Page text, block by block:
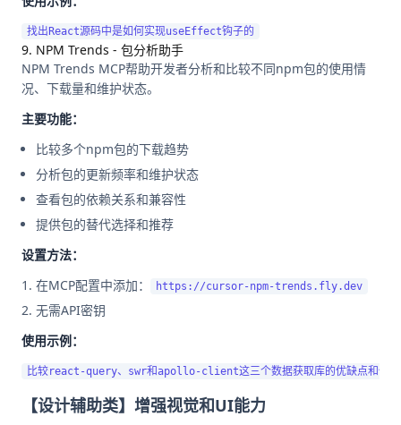
9. NPM Trends - 包分析助手
NPM Trends MCP帮助开发者分析和比较不同npm包的使用情
况、下载量和维护状态。
主要功能：
比较多个npm包的下载趋势
分析包的更新频率和维护状态
查看包的依赖关系和兼容性
提供包的替代选择和推荐
设置方法：
在MCP配置中添加：
https://cursor-npm-trends.fly.dev
无需API密钥
使用示例：
【设计辅助类】增强视觉和UI能力